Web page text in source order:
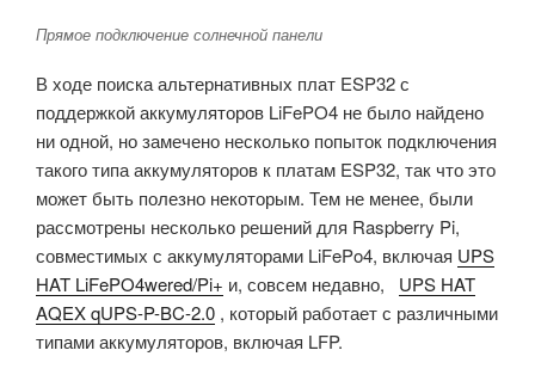
Прямое подключение солнечной панели
В ходе поиска альтернативных плат ESP32 с
поддержкой аккумуляторов LiFePO4 не было найдено
ни одной, но замечено несколько попыток подключения
такого типа аккумуляторов к платам ESP32, так что это
может быть полезно некоторым. Тем не менее, были
рассмотрены несколько решений для Raspberry Pi,
совместимых с аккумуляторами LiFePo4, включая UPS
HAT LiFePO4wered/Pi+ и, совсем недавно, UPS HAT
AQEX qUPS-P-BC-2.0 , который работает с различными
типами аккумуляторов, включая LFP.